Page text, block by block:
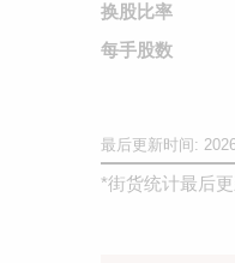
换股比率
每手股数
最后更新时间:
*街货统计最后